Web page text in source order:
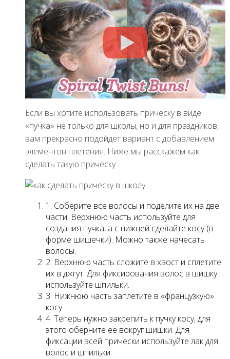
Если вы хотите использовать прическу в виде
«пучка» не только для школы, но и для праздников,
вам прекрасно подойдет вариант с добавлением
элементов плетения. Ниже мы расскажем как
сделать такую прическу.
1. Соберите все волосы и поделите их на две
части. Верхнюю часть используйте для
создания пучка, а с нижней сделайте косу (в
форме шишечки). Можно также начесать
волосы.
2. Верхнюю часть сложите в хвост и сплетите
их в джгут. Для фиксирования волос в шишку
используйте шпильки.
3. Нижнюю часть заплетите в «французкую»
косу.
4. Теперь нужно закрепить к пучку косу, для
этого оберните ее вокруг шишки. Для
фиксации всей прически используйте лак для
волос и шпильки.